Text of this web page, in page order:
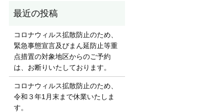
コロナウィルス拡散防止のため、
緊急事態宣言及びまん延防止等重
点措置の対象地区からのご予約
は、お断りいたしております。
コロナウィルス拡散防止のため、
令和３年1月末まで休業いたしま
す。